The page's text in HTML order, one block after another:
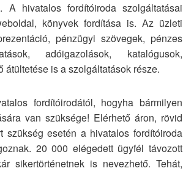
A hivatalos fordítóiroda szolgáltatásai
könyvek fordítása is. Az üzleti
pénzügyi szövegek, pénzes
adóigazolások, katalógusok,
átültetése is a szolgáltatások része.
fordítóirodától, hogyha bármilyen
van szüksége! Elérhető áron, rövid
szükség esetén a hivatalos fordítóiroda
20 000 elégedett ügyfél távozott
sikertörténetnek is nevezhető. Tehát,